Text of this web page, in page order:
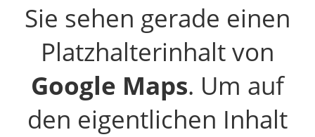
Sie sehen gerade einen
Platzhalterinhalt von
Google Maps. Um auf
den eigentlichen Inhalt